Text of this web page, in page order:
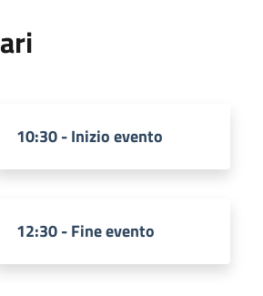
10:30 - Inizio evento
12:30 - Fine evento